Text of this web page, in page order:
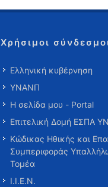
Χρήσιμοι
Ελληνική κυβέρνηση
ΥΝΑΝΠ
Η σελίδα μου - Portal
Επιτελική Δομή ΕΣΠΑ
Κώδικας Ηθικής και
Συμπεριφοράς
Τομέα
Ι.Ι.Ε.Ν.